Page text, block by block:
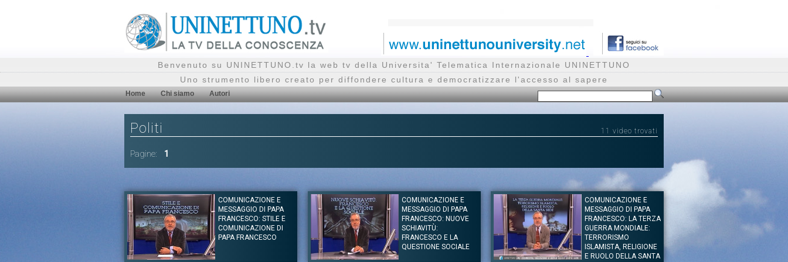
Benvenuto su UNINETTUNO.tv la web tv della Universita' Telematica Internazionale UNINETTUNO
Uno strumento libero creato per diffondere cultura e democratizzare l'accesso al sapere
Home Chi siamo Autori
Politi 11 video trovati
Pagine: 1
COMUNICAZIONE E
MESSAGGIO DI PAPA
FRANCESCO: STILE E
COMUNICAZIONE DI
PAPA FRANCESCO
COMUNICAZIONE E
MESSAGGIO DI PAPA
FRANCESCO: NUOVE
SCHIAVITÙ:
FRANCESCO E LA
QUESTIONE SOCIALE
COMUNICAZIONE E
MESSAGGIO DI PAPA
FRANCESCO: LA TERZA
GUERRA MONDIALE:
TERRORISMO
ISLAMISTA, RELIGIONE
E RUOLO DELLA SANTA